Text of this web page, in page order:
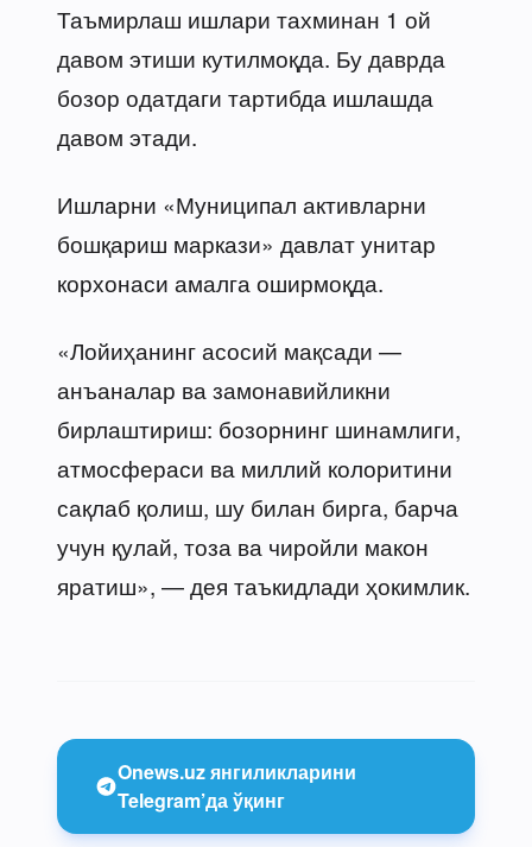
Таъмирлаш ишлари тахминан 1 ой
давом этиши кутилмоқда. Бу даврда
бозор одатдаги тартибда ишлашда
давом этади.
Ишларни «Муниципал активларни
бошқариш маркази» давлат унитар
корхонаси амалга оширмоқда.
«Лойиҳанинг асосий мақсади —
анъаналар ва замонавийликни
бирлаштириш: бозорнинг шинамлиги,
атмосфераси ва миллий колоритини
сақлаб қолиш, шу билан бирга, барча
учун қулай, тоза ва чиройли макон
яратиш», — дея таъкидлади ҳокимлик.
Onews.uz янгиликларини
Telegram’да ўқинг